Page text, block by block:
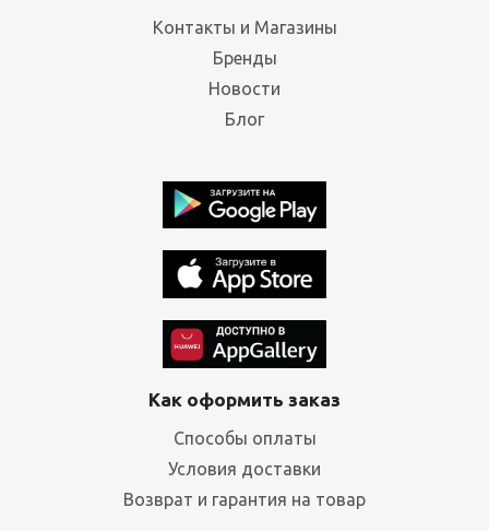
Контакты и Магазины
Бренды
Новости
Блог
Как оформить заказ
Способы оплаты
Условия доставки
Возврат и гарантия на товар